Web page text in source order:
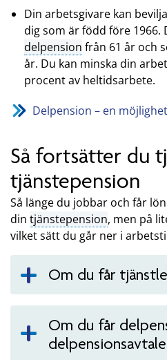
Din arbetsgivare kan bevilja
dig som är född före 1966.
delpension från 61 år och
år. Du kan minska din
procent av heltidsarbete.
Delpension – en
Så fortsätter du
tjänstepension
Så länge du jobbar och får
din tjänstepension, men på
vilket sätt du går ner i
Om du får
Om du får